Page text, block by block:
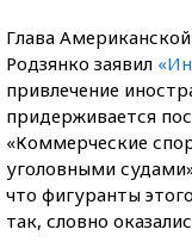
Глава
Родзянко заявил
привлечение
придерживается
«Коммерческие
уголовными
что фигуранты
так, словно